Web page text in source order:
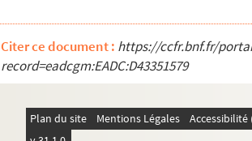
2784. « Recueil récréatif ou meslange curieux
2785. « Extraict des albergementz et ventes
2786. « Manuel des champs, logis et
2788. Recueil de notes historiques et
Citer ce document : https://ccfr.bnf.fr/
record=eadcgm:EADC:D43351579
Plan du site Mentions Légales